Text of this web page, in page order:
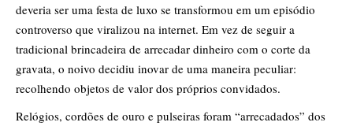
deveria ser uma festa de luxo se transformou em um episódio
controverso que viralizou na internet. Em vez de seguir a
tradicional brincadeira de arrecadar dinheiro com o corte da
gravata, o noivo decidiu inovar de uma maneira peculiar:
recolhendo objetos de valor dos próprios convidados.
Relógios, cordões de ouro e pulseiras foram “arrecadados” dos